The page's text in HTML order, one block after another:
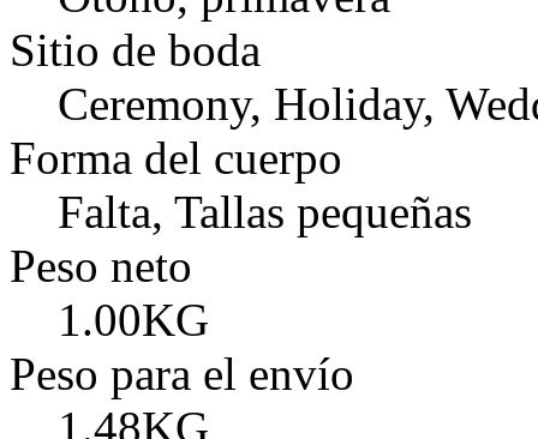
Sitio de boda
Ceremony, Holiday,
Forma del cuerpo
Falta, Tallas pequeñas
Peso neto
1.00KG
Peso para el envío
1.48KG